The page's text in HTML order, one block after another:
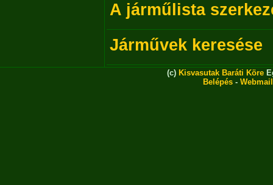
A járműlista
Járművek keresése
(c) Kisvasutak Baráti Köre
Belépés - Webmail